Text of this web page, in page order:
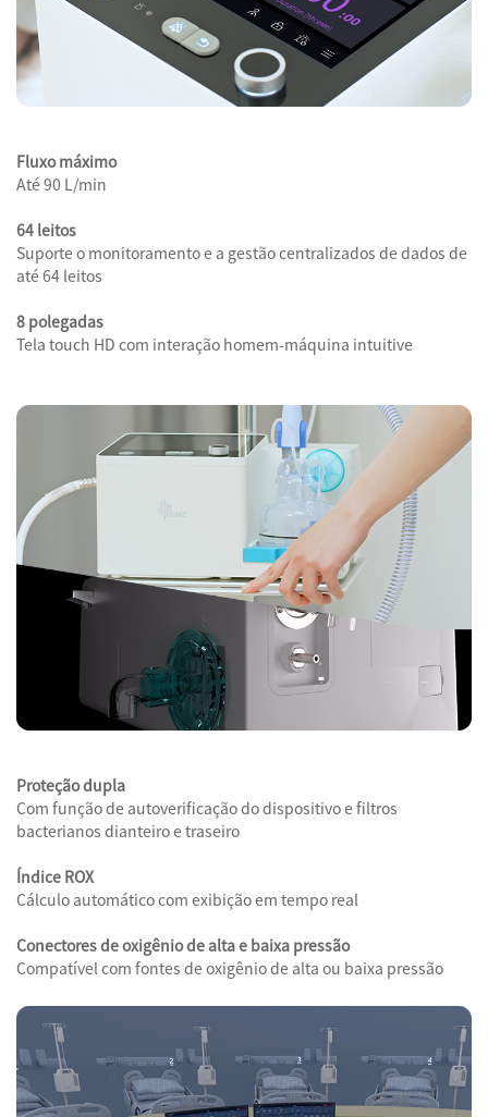
Fluxo máximo
Até 90 L/min
64 leitos
Suporte o monitoramento e a gestão centralizados de dados de
até 64 leitos
8 polegadas
Tela touch HD com interação homem-máquina intuitive
Proteção dupla
Com função de autoverificação do dispositivo e filtros
bacterianos dianteiro e traseiro
Índice ROX
Cálculo automático com exibição em tempo real
Conectores de oxigênio de alta e baixa pressão
Compatível com fontes de oxigênio de alta ou baixa pressão